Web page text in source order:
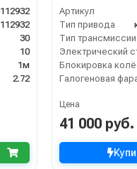
112932
112932
30
10
1м
2.72
Артикул
Тип привода
Тип трансмиссии
Блокировка
Галогеновая
Цена
41 000 руб.